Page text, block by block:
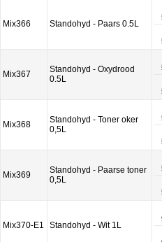
Mix366 Standohyd - Paars 0.5L
Mix367
Standohyd - Oxydrood
0.5L
Mix368
Standohyd - Toner oker
0,5L
Mix369
Standohyd - Paarse toner
0,5L
Mix370-E1 Standohyd - Wit 1L